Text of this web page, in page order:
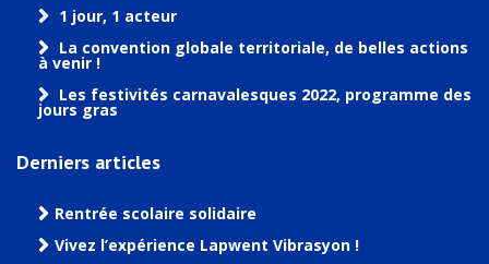
1 jour, 1 acteur
La convention globale territoriale, de belles actions
à venir !
Les festivités carnavalesques 2022, programme des
jours gras
Derniers articles
Rentrée scolaire solidaire
Vivez l’expérience Lapwent Vibrasyon !